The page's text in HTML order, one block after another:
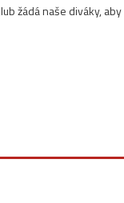
žádá naše diváky,